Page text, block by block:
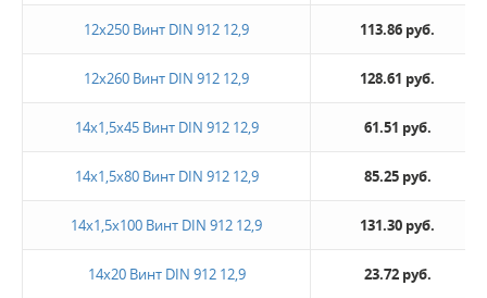
12х250 Винт DIN 912 12,9 113.86 руб.
12х260 Винт DIN 912 12,9 128.61 руб.
14х1,5х45 Винт DIN 912 12,9 61.51 руб.
14х1,5х80 Винт DIN 912 12,9 85.25 руб.
14х1,5х100 Винт DIN 912 12,9 131.30 руб.
14х20 Винт DIN 912 12,9 23.72 руб.